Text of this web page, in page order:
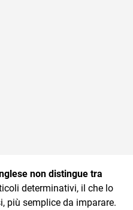
non distingue tra
determinativi, il che lo
più semplice da imparare.